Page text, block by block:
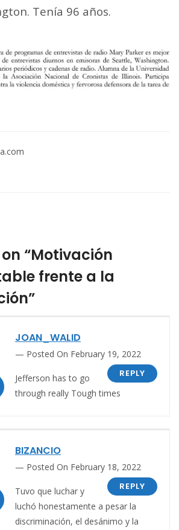
Tenía 96 años.
“Motivación
frente a la
JOAN_WALID
Posted On February 19, 2022
REPLY
Jefferson has to go
through really Tough times
BIZANCIO
Posted On February 18, 2022
REPLY
Tuvo que luchar y
luchó honestamente a pesar la
discriminación, el desánimo y la